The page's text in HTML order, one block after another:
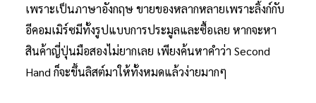
เพราะเป็นภาษาอังกฤษ ขายของหลากหลายเพราะลิ้งก์กับ
อีคอมเมิร์ซมีทั้งรูปแบบการประมูลและซื้อเลย หากจะหา
สินค้าญี่ปุ่นมือสองไม่ยากเลย เพียงค้นหาคำว่า Second
Hand ก็จะขึ้นลิสต์มาให้ทั้งหมดแล้วง่ายมากๆ